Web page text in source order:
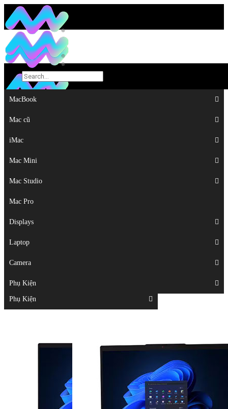
MacBook
Mac cũ
iMac
Mac Mini
Mac Studio
Mac Pro
Displays
Laptop
Camera
Phụ Kiện
MacBook
Mac cũ
iMac
Mac Mini
Mac Studio
Mac Pro
Displays
Laptop
Camera
Phụ Kiện
Top